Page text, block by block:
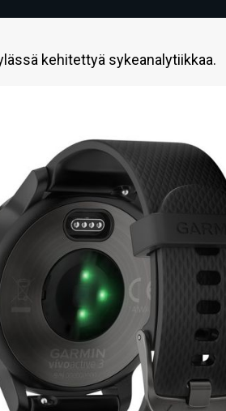
kehitettyä sykeanalytiikkaa.